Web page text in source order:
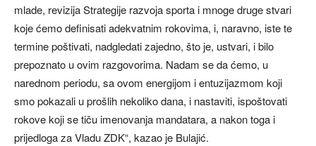
mlade, revizija Strategije razvoja sporta i mnoge druge stvari
koje ćemo definisati adekvatnim rokovima, i, naravno, iste te
termine poštivati, nadgledati zajedno, što je, ustvari, i bilo
prepoznato u ovim razgovorima. Nadam se da ćemo, u
narednom periodu, sa ovom energijom i entuzijazmom koji
smo pokazali u prošlih nekoliko dana, i nastaviti, ispoštovati
rokove koji se tiču imenovanja mandatara, a nakon toga i
prijedloga za Vladu ZDK“, kazao je Bulajić.